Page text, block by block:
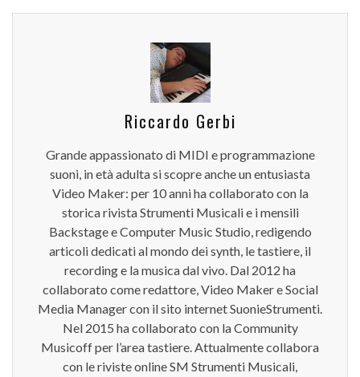
Riccardo Gerbi
Grande appassionato di MIDI e programmazione
suoni, in età adulta si scopre anche un entusiasta
Video Maker: per 10 anni ha collaborato con la
storica rivista Strumenti Musicali e i mensili
Backstage e Computer Music Studio, redigendo
articoli dedicati al mondo dei synth, le tastiere, il
recording e la musica dal vivo. Dal 2012 ha
collaborato come redattore, Video Maker e Social
Media Manager con il sito internet SuonieStrumenti.
Nel 2015 ha collaborato con la Community
Musicoff per l’area tastiere. Attualmente collabora
con le riviste online SM Strumenti Musicali,